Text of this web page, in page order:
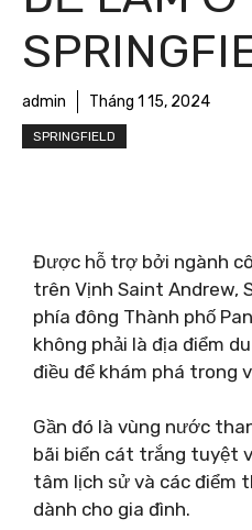
admin Tháng 1 15, 2024
SPRINGFIELD
Được hỗ trợ bởi ngành
trên Vịnh Saint Andrew,
phía đông Thành phố
không phải là địa điểm
điều để khám phá trong
Gần đó là vùng nước
bãi biển cát trắng tuyệt
tâm lịch sử và các điểm
dành cho gia đình.